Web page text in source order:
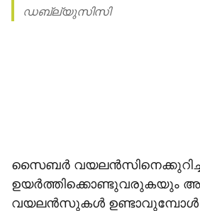
ഡബ്ല്യുസിസി
സൈബര്‍
ഉയര്‍ത്തിക്കൊണ്ടുവരുകയും
വയലന്‍സുകള്‍ ഉണ്ടാവുമ്പോള്‍